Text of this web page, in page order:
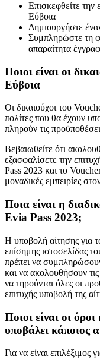
Επισκεφθείτε την
Εύβοια
Δημιουργήστε
Συμπληρώστε τη
απαραίτητα
Ποιοι είναι οι
Εύβοια
Οι δικαιούχοι του
πολίτες που θα έχουν
πληρούν τις
Βεβαιωθείτε ότι
εξασφαλίσετε την
Pass 2023 και το
μοναδικές εμπειρίες
Ποια είναι η
Evia Pass 2023;
Η υποβολή αίτησης για
επίσημης ιστοσελίδας
πρέπει να
και να ακολουθήσουν
να τηρούνται όλες οι
επιτυχής υποβολή της
Ποιοι είναι οι
υποβάλει κάποιος
Για να είναι επιλέξιμος